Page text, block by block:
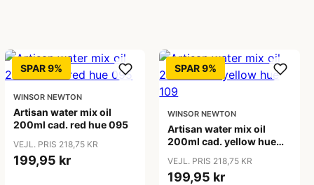
SPAR 9%
WINSOR NEWTON
Artisan water mix oil
200ml cad. red hue 095
VEJL. PRIS 218,75 KR
199,95 kr
SPAR 9%
WINSOR NEWTON
Artisan water mix oil
200ml cad. yellow hue
VEJL. PRIS 218,75 KR
199,95 kr